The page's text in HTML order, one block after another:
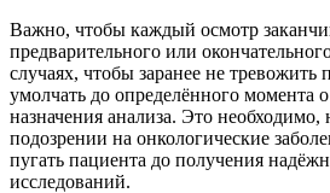
Важно, чтобы каждый осмотр
предварительного или
случаях, чтобы заранее не тревожить
умолчать до определённого момента
назначения анализа. Это
подозрении на онкологические
пугать пациента до получения
исследований.